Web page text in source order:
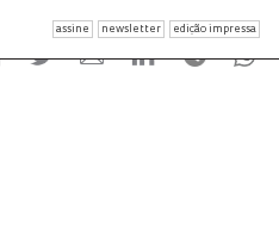
assine newsletter edição impressa